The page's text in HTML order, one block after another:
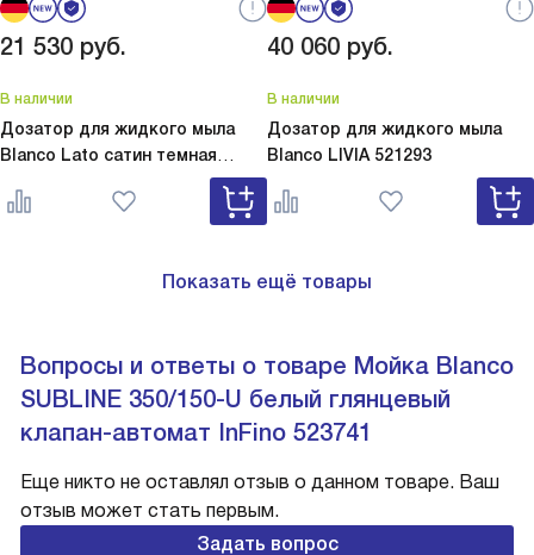
21 530 руб.
В наличии
Дозатор для жидкого мыла
Blanco Lato сатин темная
Lato сатин темная сталь
527743
40 060 руб.
В наличии
Дозатор для жидкого мыла
Blanco LIVIA 521293
Показать ещё товары
Вопросы и ответы о товаре Мойка Blanco
SUBLINE 350/150-U белый глянцевый
клапан-автомат InFino 523741
Еще никто не оставлял отзыв о данном товаре. Ваш
отзыв может стать первым.
Задать вопрос